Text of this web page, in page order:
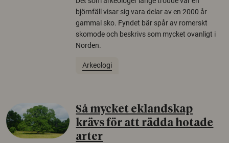
björnfäll visar sig vara delar av en 2000 år
gammal sko. Fyndet bär spår av romerskt
skomode och beskrivs som mycket ovanligt i
Norden.
Arkeologi
Så mycket eklandskap
krävs för att rädda hotade
arter